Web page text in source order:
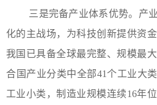
三是完备产业体系优势。产
化的主战场，为科技创新提供资
我国已具备全球最完整、规模最
合国产业分类中全部41个工业大
工业小类，制造业规模连续16年